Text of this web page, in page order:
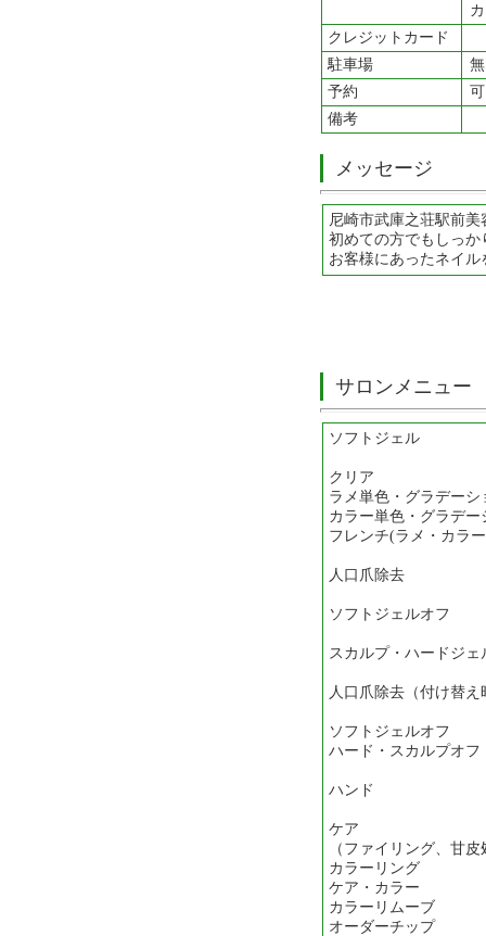
クレジットカード
駐車場
無
予約
可
備考
メッセージ
尼崎市武庫之荘駅前
初めての方でもしっ
お客様にあったネイ
サロンメニュー
ソフトジェル
クリア ￥
ラメ単色・グラデー
カラー単色・グラデ
フレンチ(ラメ・
人口爪除去
ソフトジェルオフ
スカルプ・ハードジ
人口爪除去（付け替え
ソフトジェルオ
ハード・スカルプオ
ハンド
ケア ￥３
（ファイリング、甘
カラーリング
ケア・カラー
カラーリムーブ
オーダーチップ